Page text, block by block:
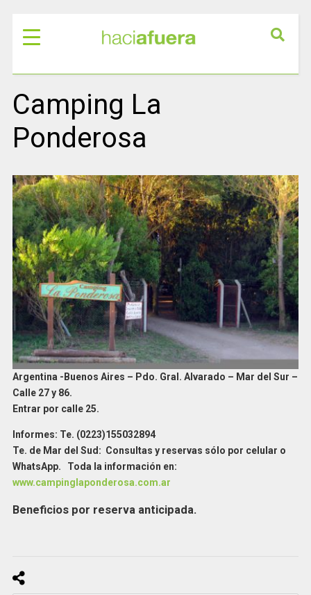
Camping La
Ponderosa
Argentina -Buenos Aires – Pdo. Gral. Alvarado – Mar del Sur –
Calle 27 y 86.
Entrar por calle 25.
Informes: Te. (0223)155032894
Te. de Mar del Sud: Consultas y reservas sólo por celular o
WhatsApp. Toda la información en:
www.campinglaponderosa.com.ar
Beneficios por reserva anticipada.